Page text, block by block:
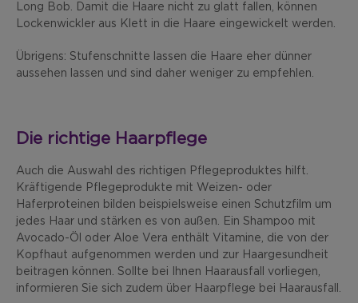
Long Bob. Damit die Haare nicht zu glatt fallen, können
Lockenwickler aus Klett in die Haare eingewickelt werden.
Übrigens: Stufenschnitte lassen die Haare eher dünner
aussehen lassen und sind daher weniger zu empfehlen.
Die richtige Haarpflege
Auch die Auswahl des richtigen Pflegeproduktes hilft.
Kräftigende Pflegeprodukte mit Weizen- oder
Haferproteinen bilden beispielsweise einen Schutzfilm um
jedes Haar und stärken es von außen. Ein Shampoo mit
Avocado-Öl oder Aloe Vera enthält Vitamine, die von der
Kopfhaut aufgenommen werden und zur Haargesundheit
beitragen können. Sollte bei Ihnen Haarausfall vorliegen,
informieren Sie sich zudem über Haarpflege bei Haarausfall.